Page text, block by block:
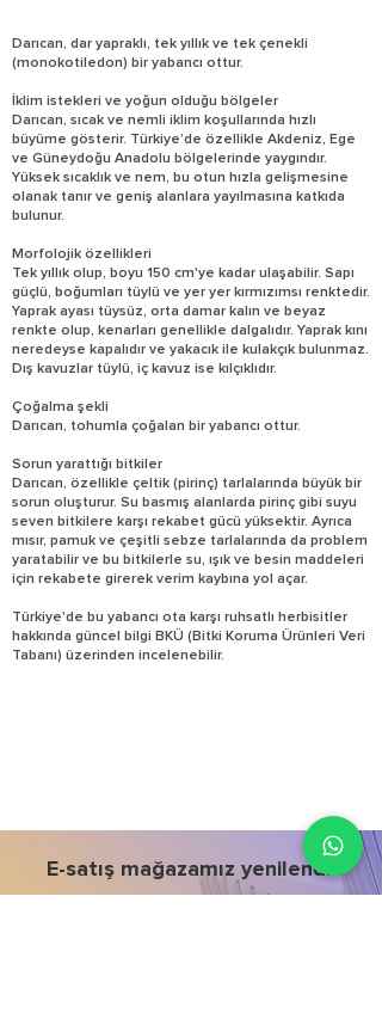
Darıcan, dar yapraklı, tek yıllık ve tek çenekli
(monokotiledon) bir yabancı ottur.
İklim istekleri ve yoğun olduğu bölgeler
Darıcan, sıcak ve nemli iklim koşullarında hızlı
büyüme gösterir. Türkiye’de özellikle Akdeniz, Ege
ve Güneydoğu Anadolu bölgelerinde yaygındır.
Yüksek sıcaklık ve nem, bu otun hızla gelişmesine
olanak tanır ve geniş alanlara yayılmasına katkıda
bulunur.
Morfolojik özellikleri
Tek yıllık olup, boyu 150 cm'ye kadar ulaşabilir. Sapı
güçlü, boğumları tüylü ve yer yer kırmızımsı renktedir.
Yaprak ayası tüysüz, orta damar kalın ve beyaz
renkte olup, kenarları genellikle dalgalıdır. Yaprak kını
neredeyse kapalıdır ve yakacık ile kulakçık bulunmaz.
Dış kavuzlar tüylü, iç kavuz ise kılçıklıdır.
Çoğalma şekli
Darıcan, tohumla çoğalan bir yabancı ottur.
Sorun yarattığı bitkiler
Darıcan, özellikle çeltik (pirinç) tarlalarında büyük bir
sorun oluşturur. Su basmış alanlarda pirinç gibi suyu
seven bitkilere karşı rekabet gücü yüksektir. Ayrıca
mısır, pamuk ve çeşitli sebze tarlalarında da problem
yaratabilir ve bu bitkilerle su, ışık ve besin maddeleri
için rekabete girerek verim kaybına yol açar.
Türkiye'de bu yabancı ota karşı ruhsatlı herbisitler
hakkında güncel bilgi BKÜ (Bitki Koruma Ürünleri Veri
Tabanı) üzerinden incelenebilir.
E-satış mağazamız yenilendi!